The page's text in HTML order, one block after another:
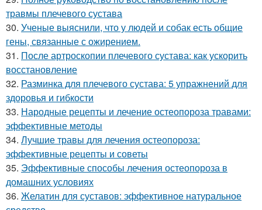
травмы плечевого сустава
30. Ученые выяснили, что у людей и собак есть общие
гены, связанные с ожирением.
31. После артроскопии плечевого сустава: как ускорить
восстановление
32. Разминка для плечевого сустава: 5 упражнений для
здоровья и гибкости
33. Народные рецепты и лечение остеопороза травами:
эффективные методы
34. Лучшие травы для лечения остеопороза:
эффективные рецепты и советы
35. Эффективные способы лечения остеопороза в
домашних условиях
36. Желатин для суставов: эффективное натуральное